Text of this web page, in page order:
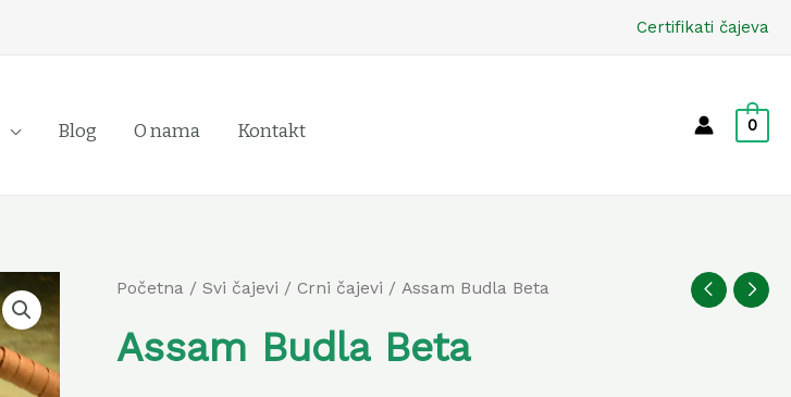
Certifikati čajeva
Blog O nama Kontakt 0
Početna /Svi čajevi / Crni čajevi / Assam Budla Beta
Assam Budla Beta
Assam
Beta